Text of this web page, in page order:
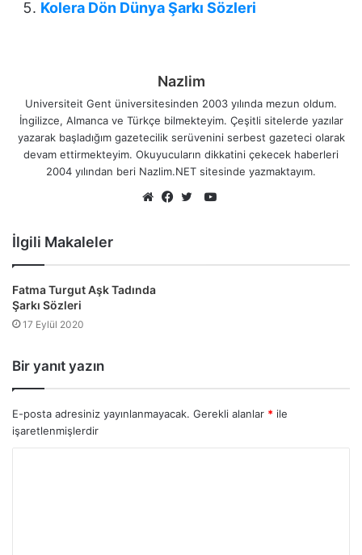
Kolera Dön Dünya Şarkı Sözleri
Nazlim
Universiteit Gent üniversitesinden 2003 yılında mezun oldum.
İngilizce, Almanca ve Türkçe bilmekteyim. Çeşitli sitelerde yazılar
yazarak başladığım gazetecilik serüvenini serbest gazeteci olarak
devam ettirmekteyim. Okuyucuların dikkatini çekecek haberleri
2004 yılından beri Nazlim.NET sitesinde yazmaktayım.
YouTube
İlgili Makaleler
Fatma Turgut Aşk Tadında
Şarkı Sözleri
17 Eylül 2020
Bir yanıt yazın
E-posta adresiniz yayınlanmayacak. Gerekli alanlar * ile
işaretlenmişlerdir